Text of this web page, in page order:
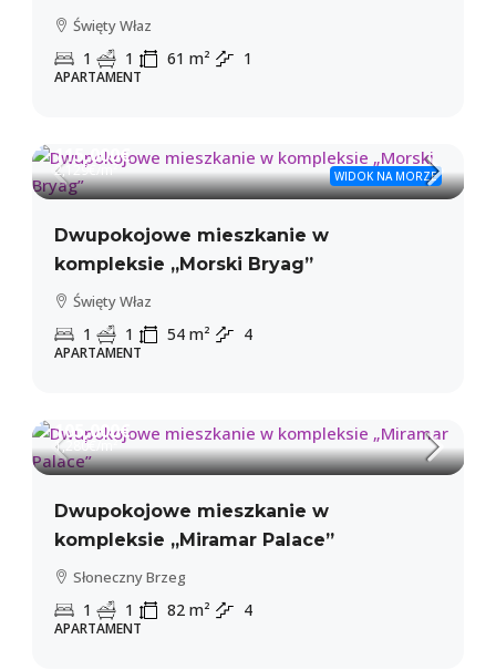
Święty Właz
1 1 61 m² 1
APARTAMENT
WIDOK NA MORZE
115,000€
2,129€ /m²
Dwupokojowe mieszkanie w
kompleksie „Morski Bryag”
Święty Właz
1 1 54 m² 4
APARTAMENT
105,000€
1,280€ /m²
Dwupokojowe mieszkanie w
kompleksie „Miramar Palace”
Słoneczny Brzeg
1 1 82 m² 4
APARTAMENT